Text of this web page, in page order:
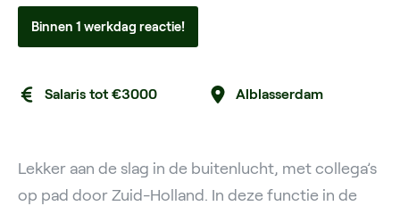
Binnen 1 werkdag reactie!
Salaris tot €3000 Alblasserdam
Lekker aan de slag in de buitenlucht, met collega’s
op pad door Zuid-Holland. In deze functie in de